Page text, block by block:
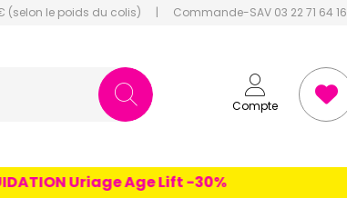
(selon le poids du colis) | Commande-SAV 03 22 71 64 16
Compte
Uriage Age Lift -30%